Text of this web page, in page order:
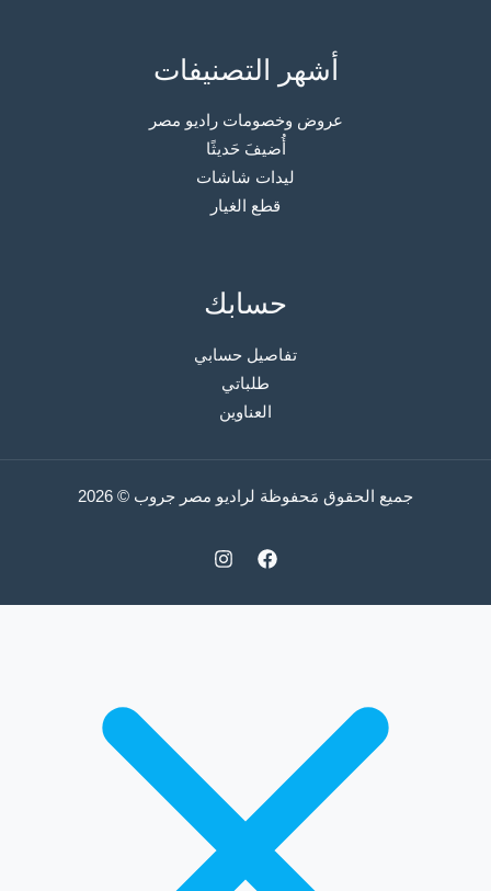
أشهر التصنيفات
عروض وخصومات راديو مصر
أُضيفَ حَديثًا
ليدات شاشات
قطع الغيار
حسابك
تفاصيل حسابي
طلباتي
العناوين
جميع الحقوق مَحفوظة لراديو مصر جروب © 2026